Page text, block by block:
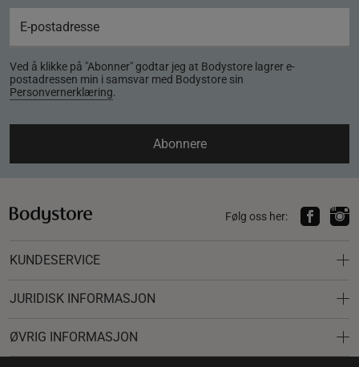
Ved å klikke på "Abonner" godtar jeg at Bodystore lagrer e-
postadressen min i samsvar med Bodystore sin
Personvernerklæring.
Abonnere
Følg oss her:
KUNDESERVICE
JURIDISK INFORMASJON
ØVRIG INFORMASJON